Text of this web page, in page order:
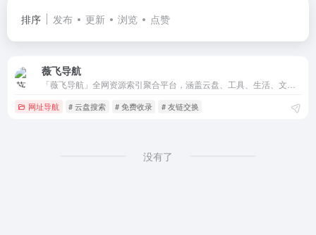
排序 发布 更新 浏览 点赞
薇飞导航
网址导航 # 云盘搜索 # 免费收录 # 友链交换
没有了